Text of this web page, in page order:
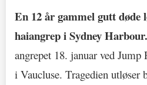
En 12 år gammel gutt
haiangrep i Sydney Harbour.
angrepet 18. januar ved
i Vaucluse. Tragedien utløser